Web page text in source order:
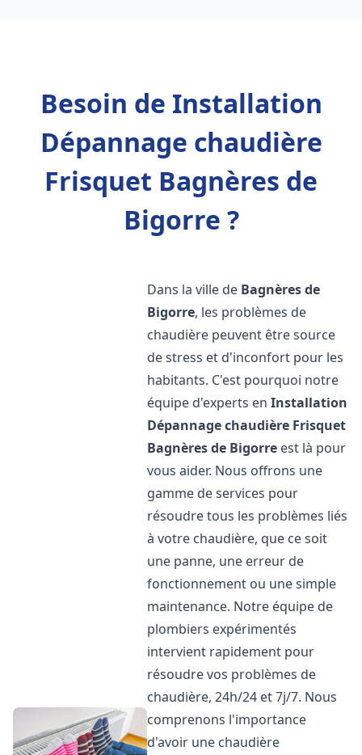
Besoin de Installation
Dépannage chaudière
Frisquet Bagnères de
Bigorre ?
Dans la ville de Bagnères de
Bigorre, les problèmes de
chaudière peuvent être source
de stress et d'inconfort pour les
habitants. C'est pourquoi notre
équipe d'experts enInstallation
Dépannage chaudière Frisquet
Bagnères de Bigorre est là pour
vous aider. Nous offrons une
gamme de services pour
résoudre tous les problèmes liés
à votre chaudière, que ce soit
une panne, une erreur de
fonctionnement ou une simple
maintenance. Notre équipe de
plombiers expérimentés
intervient rapidement pour
résoudre vos problèmes de
chaudière, 24h/24 et 7j/7. Nous
comprenons l'importance
d'avoir une chaudière